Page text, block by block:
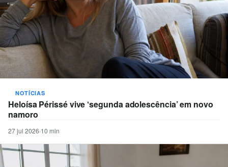
NOTÍCIAS
Heloísa Périssé vive ‘segunda adolescência’ em novo
namoro
27 jul 2026·10 min